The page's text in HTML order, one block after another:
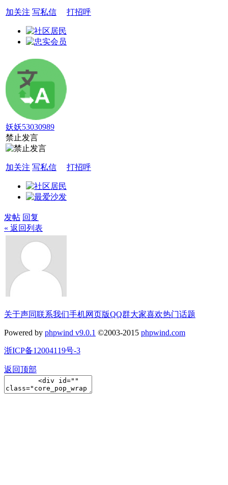
加关注 写私信 打招呼
妖妖53030989
禁止发言
加关注 写私信 打招呼
发帖 回复
« 返回列表
关于声同联系我们手机网页版QQ群大家喜欢热门话题
Powered by phpwind v9.0.1 ©2003-2015 phpwind.com
浙ICP备12004119号-3
返回顶部